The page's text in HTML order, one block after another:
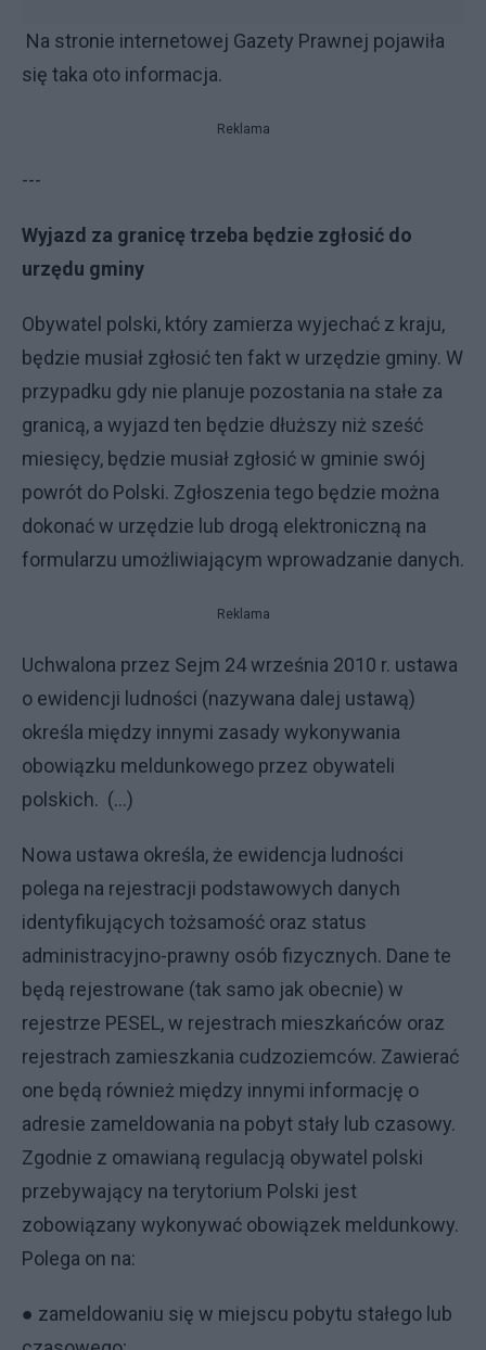
Na stronie internetowej Gazety Prawnej pojawiła
się taka oto informacja.
Reklama
---
Wyjazd za granicę trzeba będzie zgłosić do
urzędu gminy
Obywatel polski, który zamierza wyjechać z kraju,
będzie musiał zgłosić ten fakt w urzędzie gminy. W
przypadku gdy nie planuje pozostania na stałe za
granicą, a wyjazd ten będzie dłuższy niż sześć
miesięcy, będzie musiał zgłosić w gminie swój
powrót do Polski. Zgłoszenia tego będzie można
dokonać w urzędzie lub drogą elektroniczną na
formularzu umożliwiającym wprowadzanie danych.
Reklama
Uchwalona przez Sejm 24 września 2010 r. ustawa
o ewidencji ludności (nazywana dalej ustawą)
określa między innymi zasady wykonywania
obowiązku meldunkowego przez obywateli
polskich. (...)
Nowa ustawa określa, że ewidencja ludności
polega na rejestracji podstawowych danych
identyfikujących tożsamość oraz status
administracyjno-prawny osób fizycznych. Dane te
będą rejestrowane (tak samo jak obecnie) w
rejestrze PESEL, w rejestrach mieszkańców oraz
rejestrach zamieszkania cudzoziemców. Zawierać
one będą również między innymi informację o
adresie zameldowania na pobyt stały lub czasowy.
Zgodnie z omawianą regulacją obywatel polski
przebywający na terytorium Polski jest
zobowiązany wykonywać obowiązek meldunkowy.
Polega on na:
● zameldowaniu się w miejscu pobytu stałego lub